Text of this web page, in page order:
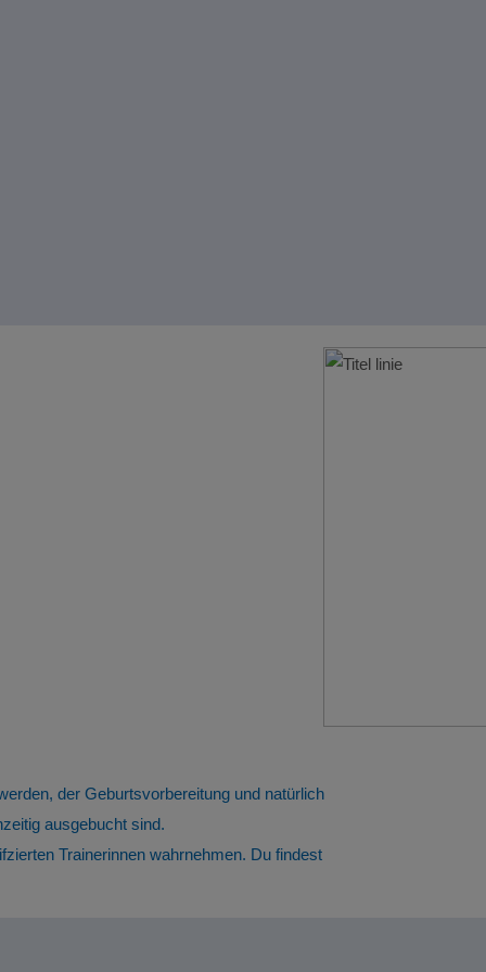
der Geburtsvorbereitung und natürlich
ausgebucht sind.
Trainerinnen wahrnehmen. Du findest